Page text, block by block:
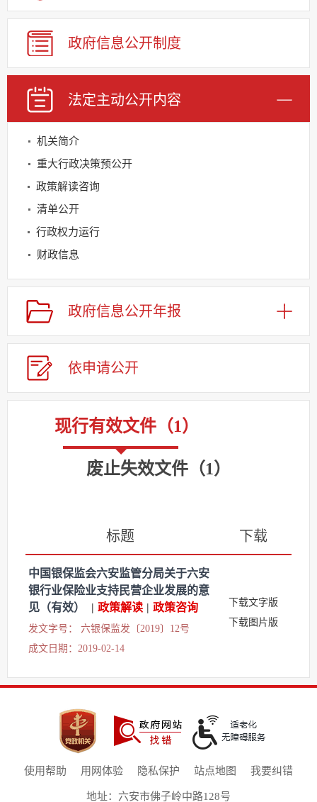
政府信息公开制度
法定主动公开内容
机关简介
重大行政决策预公开
政策解读咨询
清单公开
行政权力运行
财政信息
重点领域公开
规划信息
建议提案办理
公务员及事业单位招录
回应关切
监督保障
政府信息公开年报
依申请公开
现行有效文件 （1）
废止失效文件 （1）
标题 下载
中国银保监会六安监管分局关于六安
银行业保险业支持民营企业发展的意
见（有效）
| 政策解读 | 政策咨询
发文字号： 六银保监发〔2019〕12号
成文日期：2019-02-14
下载文字版
下载图片版
使用帮助 用网体验 隐私保护 站点地图 我要纠错
地址：六安市佛子岭中路128号